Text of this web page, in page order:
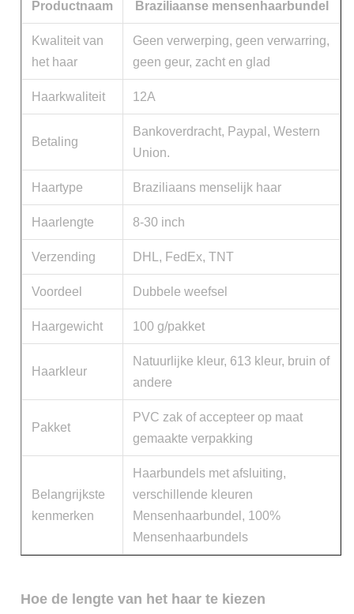
Productnaam Braziliaanse mensenhaarbundel
Kwaliteit van
het haar
Geen verwerping, geen verwarring,
geen geur, zacht en glad
Haarkwaliteit 12A
Betaling
Bankoverdracht, Paypal, Western
Union.
Haartype Braziliaans menselijk haar
Haarlengte 8-30 inch
Verzending DHL, FedEx, TNT
Voordeel Dubbele weefsel
Haargewicht 100 g/pakket
Haarkleur
Natuurlijke kleur, 613 kleur, bruin of
andere
Pakket
PVC zak of accepteer op maat
gemaakte verpakking
Belangrijkste
kenmerken
Haarbundels met afsluiting,
verschillende kleuren
Mensenhaarbundel, 100%
Mensenhaarbundels
Hoe de lengte van het haar te kiezen